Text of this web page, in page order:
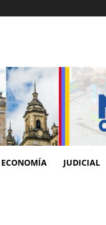
ECONOMÍA JUDICIAL